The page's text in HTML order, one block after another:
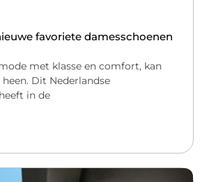
favoriete damesschoenen
met klasse en comfort, kan
Dit Nederlandse
in de